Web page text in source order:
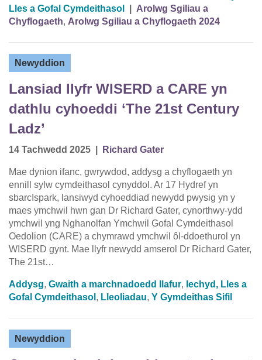
Lles a Gofal Cymdeithasol
Arolwg Sgiliau a
Chyflogaeth, Arolwg Sgiliau a Chyflogaeth 2024
Newyddion
Lansiad llyfr WISERD a CARE yn
dathlu cyhoeddi ‘The 21st Century
Ladz’
14 Tachwedd 2025 Richard Gater
Mae dynion ifanc, gwrywdod, addysg a chyflogaeth yn
ennill sylw cymdeithasol cynyddol. Ar 17 Hydref yn
sbarcIspark, lansiwyd cyhoeddiad newydd pwysig yn y
maes ymchwil hwn gan Dr Richard Gater, cynorthwy-ydd
ymchwil yng Nghanolfan Ymchwil Gofal Cymdeithasol
Oedolion (CARE) a chymrawd ymchwil ôl-ddoethurol yn
WISERD gynt. Mae llyfr newydd amserol Dr Richard Gater,
The 21st…
Addysg, Gwaith a marchnadoedd llafur, Iechyd, Lles a
Gofal Cymdeithasol , Lleoliadau, Y Gymdeithas Sifil
Newyddion